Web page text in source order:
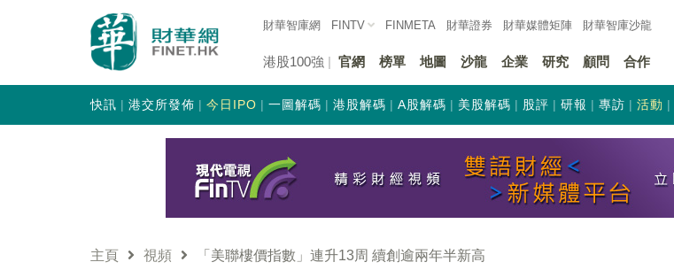
財華智庫網 FINTV FINMETA 財華證券 財華媒體矩陣 財華智庫沙龍
港股100強 官網 榜單 地圖 沙龍 企業 研究 顧問 合作
快訊 港交所發佈 今日IPO 一圖解碼 港股解碼 A股解碼 美股解碼 股評 研報 專訪 活動
主頁 視頻 「美聯樓價指數」連升13周 續創逾兩年半新高